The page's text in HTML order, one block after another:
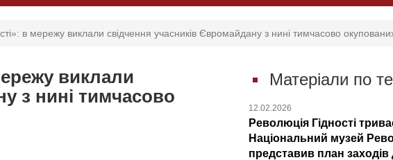
в мережу виклали свідчення учасників Євромайдану з нині тимчасово окупованих
виклали
з нині тимчасово
Матеріали по
12.02.2026
Революція Гідності
Національний музей
представив план заходів